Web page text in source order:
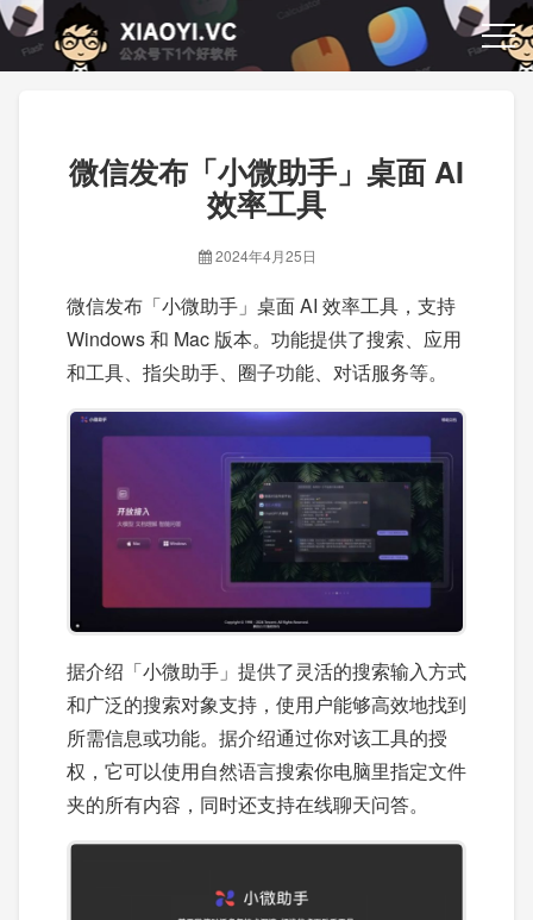
微信发布「小微助手」桌面 AI
效率工具
2024年4月25日
微信发布「小微助手」桌面 AI 效率工具，支持
Windows 和 Mac 版本。功能提供了搜索、应用
和工具、指尖助手、圈子功能、对话服务等。
据介绍「小微助手」提供了灵活的搜索输入方式
和广泛的搜索对象支持，使用户能够高效地找到
所需信息或功能。据介绍通过你对该工具的授
权，它可以使用自然语言搜索你电脑里指定文件
夹的所有内容，同时还支持在线聊天问答。